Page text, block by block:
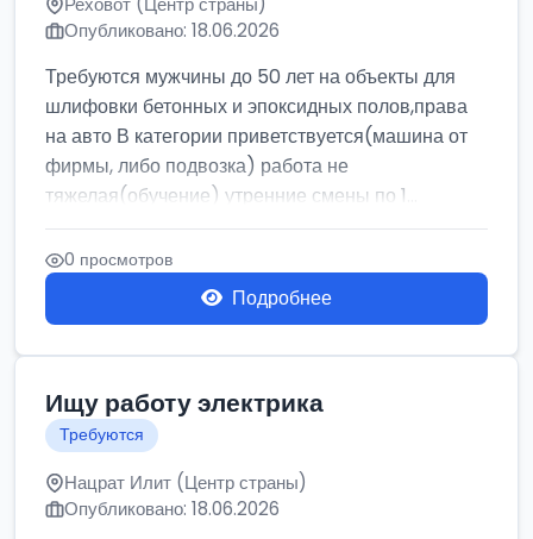
Опубликовано: 18.06.2026
Требуются мужчины до 50 лет на объекты для
шлифовки бетонных и эпоксидных полов,права
на авто В категории приветствуется(машина от
фирмы, либо подвозка) работа не
тяжелая(обучение) утренние смены по 1...
0 просмотров
Подробнее
Ищу работу электрика
Требуются
Нацрат Илит (Центр страны)
Опубликовано: 18.06.2026